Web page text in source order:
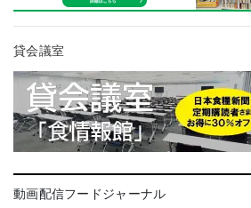
貸会議室
動画配信フードジャーナル